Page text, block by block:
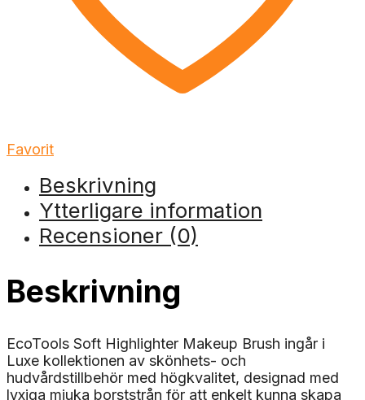
Favorit
Beskrivning
Ytterligare information
Recensioner (0)
Beskrivning
EcoTools Soft Highlighter Makeup Brush ingår i
Luxe kollektionen av skönhets- och
hudvårdstillbehör med högkvalitet, designad med
lyxiga mjuka borststrån för att enkelt kunna skapa